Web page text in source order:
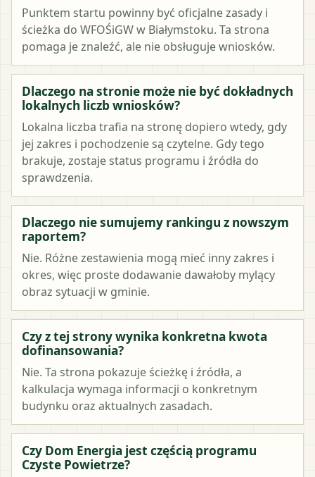
Punktem startu powinny być oficjalne zasady i
ścieżka do WFOŚiGW w Białymstoku. Ta strona
pomaga je znaleźć, ale nie obsługuje wniosków.
Dlaczego na stronie może nie być dokładnych
lokalnych liczb wniosków?
Lokalna liczba trafia na stronę dopiero wtedy, gdy
jej zakres i pochodzenie są czytelne. Gdy tego
brakuje, zostaje status programu i źródła do
sprawdzenia.
Dlaczego nie sumujemy rankingu z nowszym
raportem?
Nie. Różne zestawienia mogą mieć inny zakres i
okres, więc proste dodawanie dawałoby mylący
obraz sytuacji w gminie.
Czy z tej strony wynika konkretna kwota
dofinansowania?
Nie. Ta strona pokazuje ścieżkę i źródła, a
kalkulacja wymaga informacji o konkretnym
budynku oraz aktualnych zasadach.
Czy Dom Energia jest częścią programu
Czyste Powietrze?